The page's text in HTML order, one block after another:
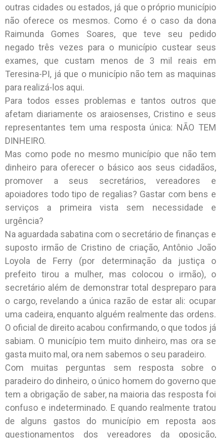
outras cidades ou estados, já que o próprio município
não oferece os mesmos. Como é o caso da dona
Raimunda Gomes Soares, que teve seu pedido
negado três vezes para o município custear seus
exames, que custam menos de 3 mil reais em
Teresina-PI, já que o município não tem as maquinas
para realizá-los aqui.
Para todos esses problemas e tantos outros que
afetam diariamente os araiosenses, Cristino e seus
representantes tem uma resposta única: NÃO TEM
DINHEIRO.
Mas como pode no mesmo município que não tem
dinheiro para oferecer o básico aos seus cidadãos,
promover a seus secretários, vereadores e
apoiadores todo tipo de regalias? Gastar com bens e
serviços a primeira vista sem necessidade e
urgência?
Na aguardada sabatina com o secretário de finanças e
suposto irmão de Cristino de criação, Antônio João
Loyola de Ferry (por determinação da justiça o
prefeito tirou a mulher, mas colocou o irmão), o
secretário além de demonstrar total despreparo para
o cargo, revelando a única razão de estar ali: ocupar
uma cadeira, enquanto alguém realmente das ordens.
O oficial de direito acabou confirmando, o que todos já
sabiam. O município tem muito dinheiro, mas ora se
gasta muito mal, ora nem sabemos o seu paradeiro.
Com muitas perguntas sem resposta sobre o
paradeiro do dinheiro, o único homem do governo que
tem a obrigação de saber, na maioria das resposta foi
confuso e indeterminado. E quando realmente tratou
de alguns gastos do município em reposta aos
questionamentos dos vereadores da oposição,